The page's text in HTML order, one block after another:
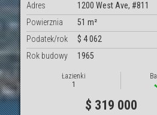
Adres
1200 West Ave, #811
Powierznia
51 m²
Podatek/rok
$ 4 062
Rok budowy
1965
Łazienki
1
$ 319 000